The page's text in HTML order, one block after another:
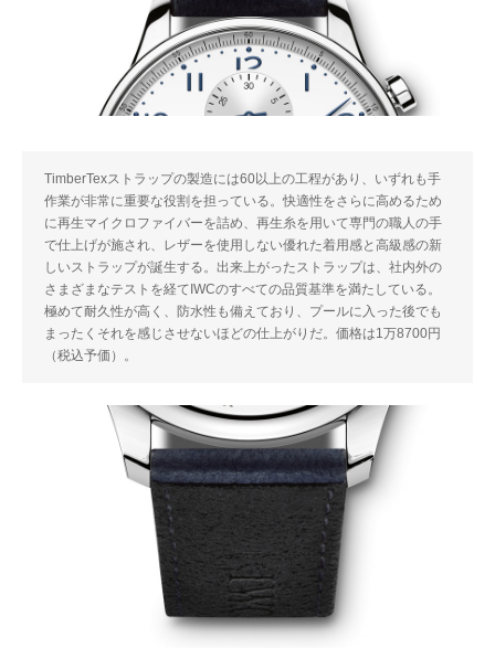
TimberTexストラップの製造には60以上の工程があり、いずれも手
作業が非常に重要な役割を担っている。快適性をさらに高めるため
に再生マイクロファイバーを詰め、再生糸を用いて専門の職人の手
で仕上げが施され、レザーを使用しない優れた着用感と高級感の新
しいストラップが誕生する。出来上がったストラップは、社内外の
さまざまなテストを経てIWCのすべての品質基準を満たしている。
極めて耐久性が高く、防水性も備えており、プールに入った後でも
まったくそれを感じさせないほどの仕上がりだ。価格は1万8700円
（税込予価）。